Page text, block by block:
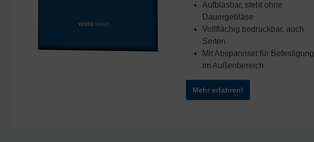
Aufblasbar, steht ohne
Dauergebläse
Vollflächig bedruckbar, auch
Seiten
Mit Abspannset für Befestigung
im Außenbereich
Mehr erfahren!